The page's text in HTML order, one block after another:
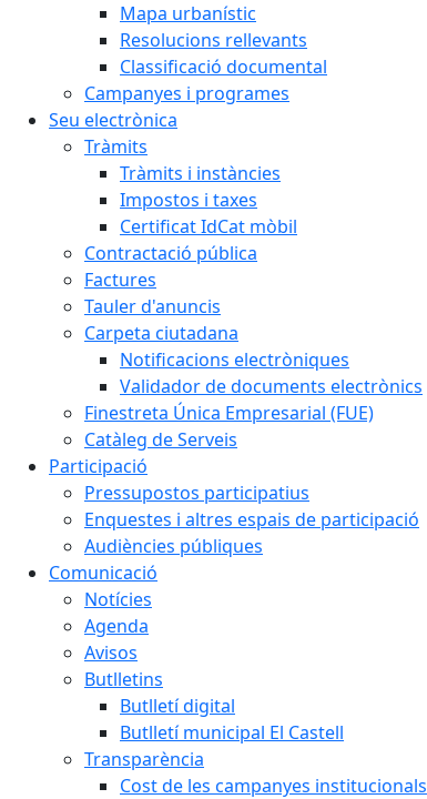
Mapa urbanístic
Resolucions rellevants
Classificació documental
Campanyes i programes
Seu electrònica
Tràmits
Tràmits i instàncies
Impostos i taxes
Certificat IdCat mòbil
Contractació pública
Factures
Tauler d'anuncis
Carpeta ciutadana
Notificacions electròniques
Validador de documents electrònics
Finestreta Única Empresarial (FUE)
Catàleg de Serveis
Participació
Pressupostos participatius
Enquestes i altres espais de participació
Audiències públiques
Comunicació
Notícies
Agenda
Avisos
Butlletins
Butlletí digital
Butlletí municipal El Castell
Transparència
Cost de les campanyes institucionals